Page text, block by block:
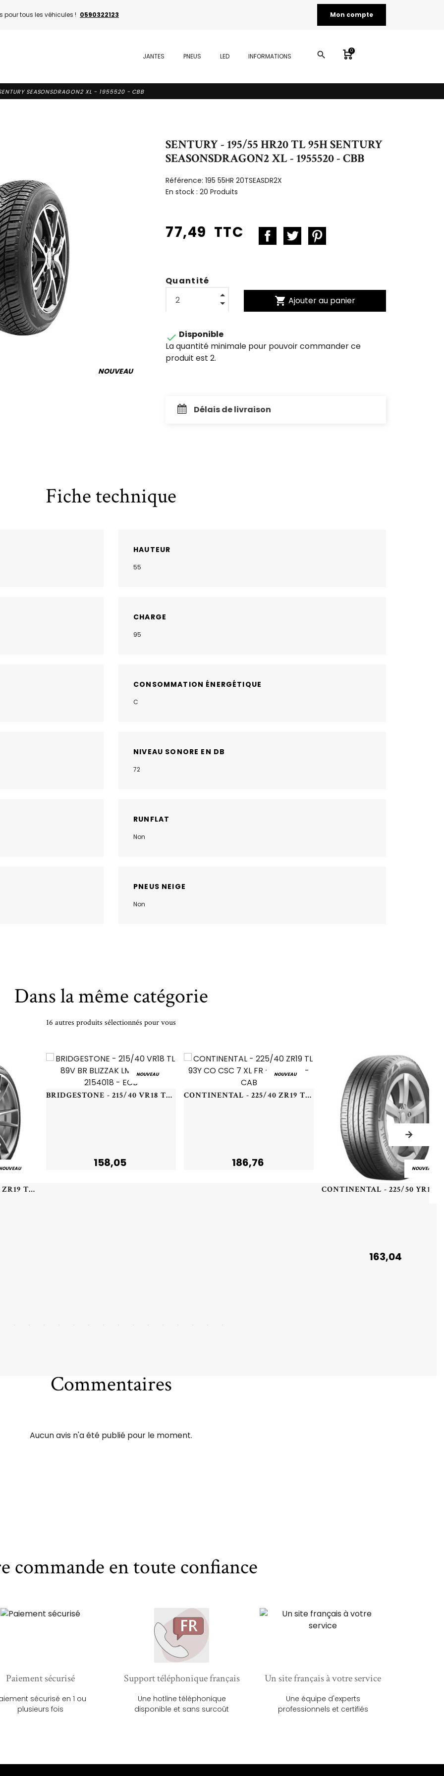
tous les véhicules ! 0590322123 Mon compte
JANTES PNEUS LED INFORMATIONS search 0
SEASONSDRAGON2 XL - 1955520 - CBB
NOUVEAU
SENTURY - 195/55 HR20 TL 95H SENTURY
SEASONSDRAGON2 XL - 1955520 - CBB
Référence: 195 55HR 20TSEASDR2X
En stock : 20 Produits
77,49 TTC
Quantité
shopping_cart Ajouter au panier
 Disponible
La quantité minimale pour pouvoir commander ce
produit est 2.
Délais de livraison
Fiche technique
HAUTEUR
55
CHARGE
95
CONSOMMATION ÉNERGÉTIQUE
C
NIVEAU SONORE EN DB
72
RUNFLAT
Non
PNEUS NEIGE
Non
Dans la même catégorie
16 autres produits sélectionnés pour vous
CONTINENTAL - 225/35 ZR19 TL 88Y CO CSC 7 XL FR - 2253519 - DAB
NOUVEAU
BRIDGESTONE - 215/40 VR18 TL 89V BR BLIZZAK LM-32 XL - 2154018 - ECB
158,05
NOUVEAU
CONTINENTAL - 225/40 ZR19 TL 93Y CO CSC 7 XL FR - 2254019 - CAB
186,76 NOUVEAU
163,04
Commentaires
Aucun avis n'a été publié pour le moment.
commande en toute confiance
Paiement sécurisé
sécurisé en 1 ou
plusieurs fois
Support téléphonique français
Une hotline téléphonique
disponible et sans surcoût
Un site français à votre service
Une équipe d'experts
professionnels et certifiés